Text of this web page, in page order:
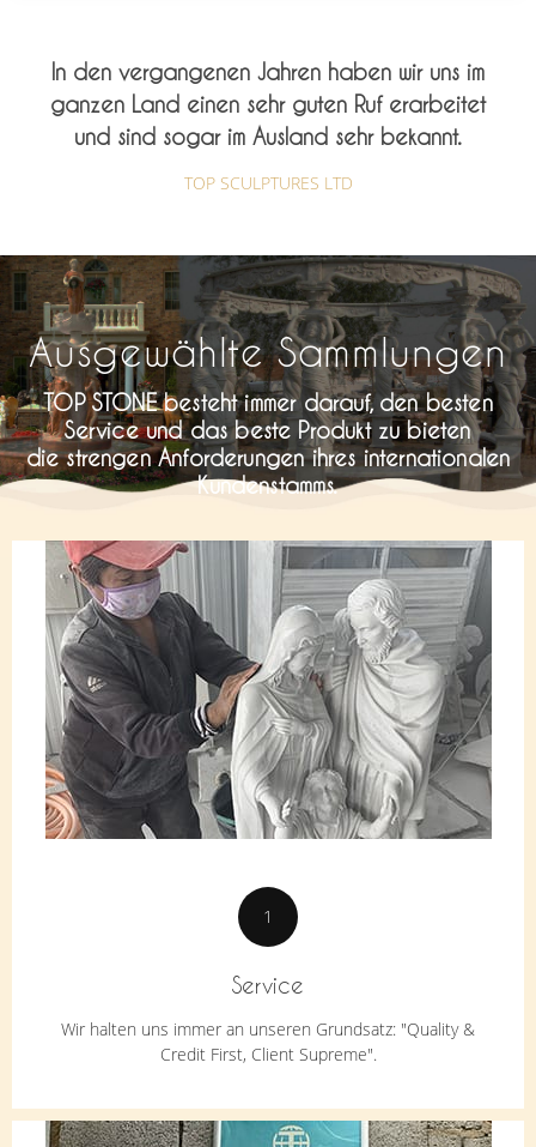
In den vergangenen Jahren haben wir uns im
ganzen Land einen sehr guten Ruf erarbeitet
und sind sogar im Ausland sehr bekannt.
TOP SCULPTURES LTD
Ausgewählte Sammlungen
TOP STONE besteht immer darauf, den besten
Service und das beste Produkt zu bieten
die strengen Anforderungen ihres internationalen
Kundenstamms.
1
Service
Wir halten uns immer an unseren Grundsatz: "Quality &
Credit First, Client Supreme".